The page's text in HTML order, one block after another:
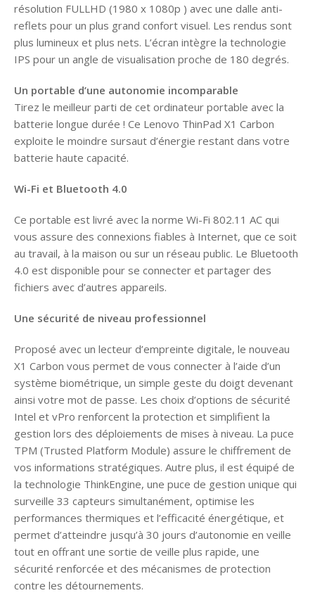
résolution FULLHD (1980 x 1080p ) avec une dalle anti-
reflets pour un plus grand confort visuel. Les rendus sont
plus lumineux et plus nets. L’écran intègre la technologie
IPS pour un angle de visualisation proche de 180 degrés.
Un portable d’une autonomie incomparable
Tirez le meilleur parti de cet ordinateur portable avec la
batterie longue durée ! Ce Lenovo ThinPad X1 Carbon
exploite le moindre sursaut d’énergie restant dans votre
batterie haute capacité.
Wi-Fi et Bluetooth 4.0
Ce portable est livré avec la norme Wi-Fi 802.11 AC qui
vous assure des connexions fiables à Internet, que ce soit
au travail, à la maison ou sur un réseau public. Le Bluetooth
4.0 est disponible pour se connecter et partager des
fichiers avec d’autres appareils.
Une sécurité de niveau professionnel
Proposé avec un lecteur d’empreinte digitale, le nouveau
X1 Carbon vous permet de vous connecter à l’aide d’un
système biométrique, un simple geste du doigt devenant
ainsi votre mot de passe. Les choix d’options de sécurité
Intel et vPro renforcent la protection et simplifient la
gestion lors des déploiements de mises à niveau. La puce
TPM (Trusted Platform Module) assure le chiffrement de
vos informations stratégiques. Autre plus, il est équipé de
la technologie ThinkEngine, une puce de gestion unique qui
surveille 33 capteurs simultanément, optimise les
performances thermiques et l’efficacité énergétique, et
permet d’atteindre jusqu’à 30 jours d’autonomie en veille
tout en offrant une sortie de veille plus rapide, une
sécurité renforcée et des mécanismes de protection
contre les détournements.